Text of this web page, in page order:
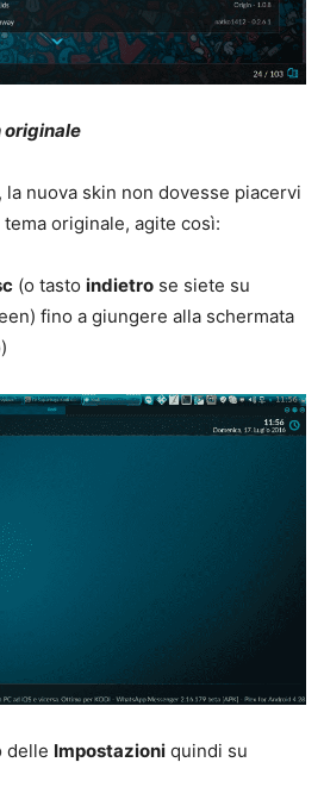
originale
la nuova skin non dovesse piacervi
originale, agite così:
(o tasto indietro se siete su
fino a giungere alla schermata
delle Impostazioni quindi su